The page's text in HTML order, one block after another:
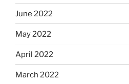
June 2022
May 2022
April 2022
March 2022